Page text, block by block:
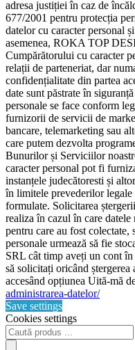
adresa justiției în caz de
677/2001 pentru protecția
datelor cu caracter personal
asemenea, ROKA TOP
Cumpărătorului cu caracter
relații de parteneriat, dar
confidențialitate din partea
date sunt păstrate în
personale se face conform
furnizorii de servicii de
bancare, telemarketing sau
care putem dezvolta
Bunurilor și Serviciilor
caracter personal pot fi
instanțele judecătoresti și
în limitele prevederilor legale
formulate. Solicitarea
realiza în cazul în care
pentru care au fost colectate,
personale urmează să fie
SRL cât timp aveți un cont
să solicitați oricând
accesând opțiunea Uită-mă
administrarea-datelor/
Save settings
Cookies settings
Products
search